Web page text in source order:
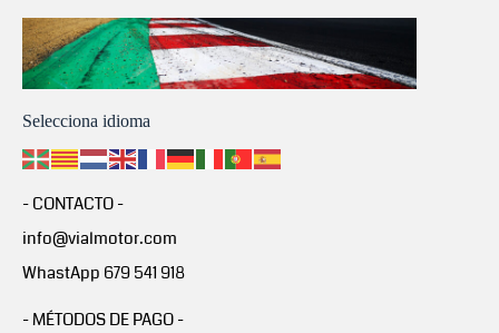
Selecciona idioma
- CONTACTO -
info@vialmotor.com
WhastApp 679 541 918
- MÉTODOS DE PAGO -